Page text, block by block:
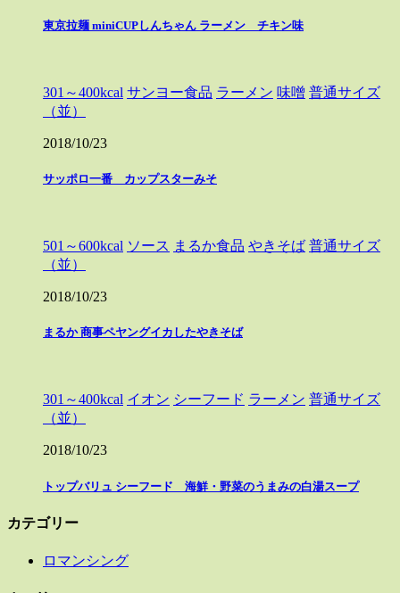
東京拉麺 miniCUPしんちゃん ラーメン チキン味
301～400kcal サンヨー食品 ラーメン 味噌 普通サイズ
（並）
2018/10/23
サッポロ一番 カップスターみそ
501～600kcal ソース まるか食品 やきそば 普通サイズ
（並）
2018/10/23
まるか 商事ペヤングイカしたやきそば
301～400kcal イオン シーフード ラーメン 普通サイズ
（並）
2018/10/23
トップバリュ シーフード 海鮮・野菜のうまみの白湯スープ
カテゴリー
ロマンシング